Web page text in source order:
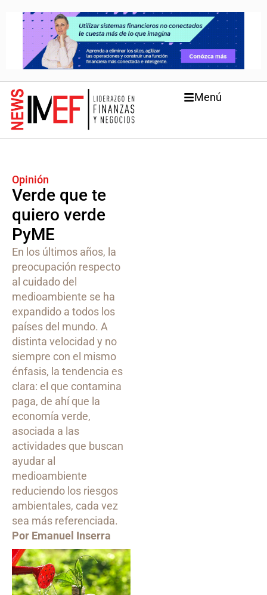
Menú
Opinión
Verde que te
quiero verde
PyME
En los últimos años, la
preocupación respecto
al cuidado del
medioambiente se ha
expandido a todos los
países del mundo. A
distinta velocidad y no
siempre con el mismo
énfasis, la tendencia es
clara: el que contamina
paga, de ahí que la
economía verde,
asociada a las
actividades que buscan
ayudar al
medioambiente
reduciendo los riesgos
ambientales, cada vez
sea más referenciada.
Por Emanuel Inserra